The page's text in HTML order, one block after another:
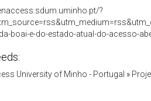
?
boai-e-do-estado-atual-do-acesso-
University of Minho - Portugal »